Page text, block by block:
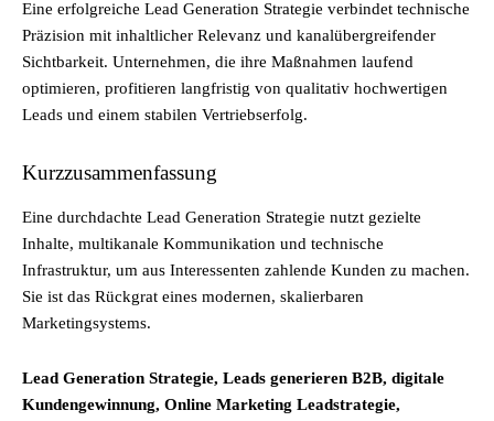
Eine erfolgreiche Lead Generation Strategie verbindet technische
Präzision mit inhaltlicher Relevanz und kanalübergreifender
Sichtbarkeit. Unternehmen, die ihre Maßnahmen laufend
optimieren, profitieren langfristig von qualitativ hochwertigen
Leads und einem stabilen Vertriebserfolg.
Kurzzusammenfassung
Eine durchdachte Lead Generation Strategie nutzt gezielte
Inhalte, multikanale Kommunikation und technische
Infrastruktur, um aus Interessenten zahlende Kunden zu machen.
Sie ist das Rückgrat eines modernen, skalierbaren
Marketingsystems.
Lead Generation Strategie, Leads generieren B2B, digitale
Kundengewinnung, Online Marketing Leadstrategie,